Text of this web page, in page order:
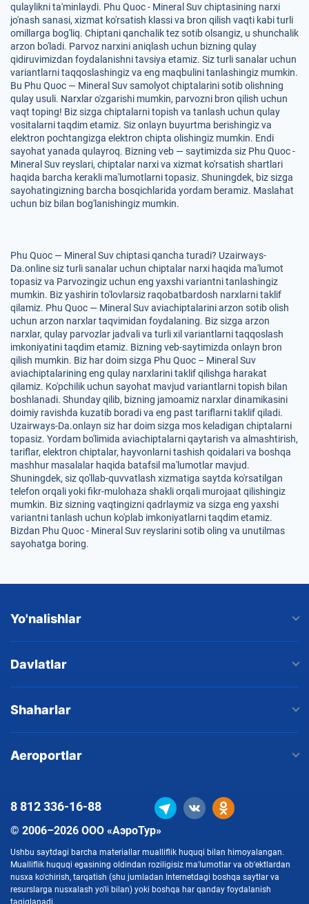
qulaylikni ta'minlaydi. Phu Quoc - Mineral Suv chiptasining narxi
jo'nash sanasi, xizmat ko'rsatish klassi va bron qilish vaqti kabi turli
omillarga bog'liq. Chiptani qanchalik tez sotib olsangiz, u shunchalik
arzon bo'ladi. Parvoz narxini aniqlash uchun bizning qulay
qidiruvimizdan foydalanishni tavsiya etamiz. Siz turli sanalar uchun
variantlarni taqqoslashingiz va eng maqbulini tanlashingiz mumkin.
Bu Phu Quoc — Mineral Suv samolyot chiptalarini sotib olishning
qulay usuli. Narxlar o'zgarishi mumkin, parvozni bron qilish uchun
vaqt toping! Biz sizga chiptalarni topish va tanlash uchun qulay
vositalarni taqdim etamiz. Siz onlayn buyurtma berishingiz va
elektron pochtangizga elektron chipta olishingiz mumkin. Endi
sayohat yanada qulayroq. Bizning veb — saytimizda siz Phu Quoc -
Mineral Suv reyslari, chiptalar narxi va xizmat ko'rsatish shartlari
haqida barcha kerakli ma'lumotlarni topasiz. Shuningdek, biz sizga
sayohatingizning barcha bosqichlarida yordam beramiz. Maslahat
uchun biz bilan bog'lanishingiz mumkin.
Phu Quoc — Mineral Suv chiptasi qancha turadi? Uzairways-
Da.online siz turli sanalar uchun chiptalar narxi haqida ma'lumot
topasiz va Parvozingiz uchun eng yaxshi variantni tanlashingiz
mumkin. Biz yashirin to'lovlarsiz raqobatbardosh narxlarni taklif
qilamiz. Phu Quoc — Mineral Suv aviachiptalarini arzon sotib olish
uchun arzon narxlar taqvimidan foydalaning. Biz sizga arzon
narxlar, qulay parvozlar jadvali va turli xil variantlarni taqqoslash
imkoniyatini taqdim etamiz. Bizning veb-saytimizda onlayn bron
qilish mumkin. Biz har doim sizga Phu Quoc – Mineral Suv
aviachiptalarining eng qulay narxlarini taklif qilishga harakat
qilamiz. Ko'pchilik uchun sayohat mavjud variantlarni topish bilan
boshlanadi. Shunday qilib, bizning jamoamiz narxlar dinamikasini
doimiy ravishda kuzatib boradi va eng past tariflarni taklif qiladi.
Uzairways-Da.onlayn siz har doim sizga mos keladigan chiptalarni
topasiz. Yordam bo'limida aviachiptalarni qaytarish va almashtirish,
tariflar, elektron chiptalar, hayvonlarni tashish qoidalari va boshqa
mashhur masalalar haqida batafsil ma'lumotlar mavjud.
Shuningdek, siz qo'llab-quvvatlash xizmatiga saytda ko'rsatilgan
telefon orqali yoki fikr-mulohaza shakli orqali murojaat qilishingiz
mumkin. Biz sizning vaqtingizni qadrlaymiz va sizga eng yaxshi
variantni tanlash uchun ko'plab imkoniyatlarni taqdim etamiz.
Bizdan Phu Quoc - Mineral Suv reyslarini sotib oling va unutilmas
sayohatga boring.
Yo'nalishlar
Davlatlar
Shaharlar
Aeroportlar
© 2006–2026 ООО «АэроТур»
Ushbu saytdagi barcha materiallar mualliflik huquqi bilan himoyalangan.
Mualliflik huquqi egasining oldindan roziligisiz ma'lumotlar va ob'ektlardan
nusxa ko'chirish, tarqatish (shu jumladan Internetdagi boshqa saytlar va
resurslarga nusxalash yo'li bilan) yoki boshqa har qanday foydalanish
taqiqlanadi.
8 812336-16-88